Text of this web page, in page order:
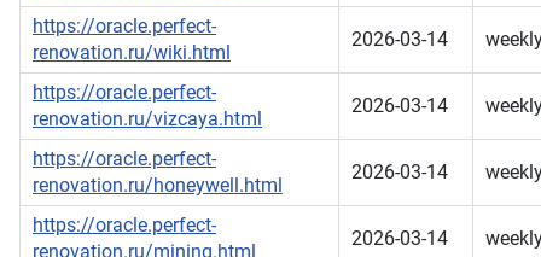
https://oracle.perfect-
renovation.ru/wiki.html
2026-03-14
https://oracle.perfect-
renovation.ru/vizcaya.html
2026-03-14
https://oracle.perfect-
renovation.ru/honeywell.html
2026-03-14
https://oracle.perfect-
renovation.ru/mining.html
2026-03-14